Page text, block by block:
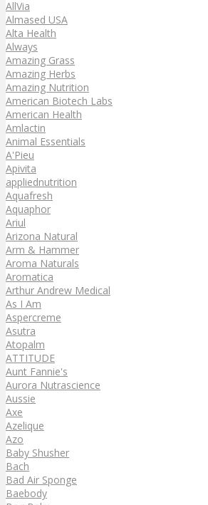
AllVia
Almased USA
Alta Health
Always
Amazing Grass
Amazing Herbs
Amazing Nutrition
American Biotech Labs
American Health
Amlactin
Animal Essentials
A'Pieu
Apivita
appliednutrition
Aquafresh
Aquaphor
Ariul
Arizona Natural
Arm & Hammer
Aroma Naturals
Aromatica
Arthur Andrew Medical
As I Am
Aspercreme
Asutra
Atopalm
ATTITUDE
Aunt Fannie's
Aurora Nutrascience
Aussie
Axe
Azelique
Azo
Baby Shusher
Bach
Bad Air Sponge
Baebody